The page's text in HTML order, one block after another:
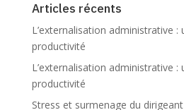
Articles récents
L’externalisation administrative :
productivité
L’externalisation administrative :
productivité
Stress et surmenage du